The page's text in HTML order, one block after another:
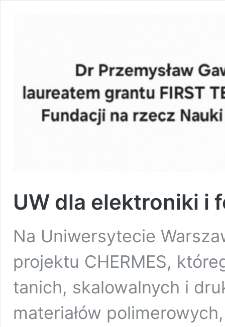
UW dla elektroniki i
Na Uniwersytecie
projektu CHERMES,
tanich, skalowalnych i
materiałów